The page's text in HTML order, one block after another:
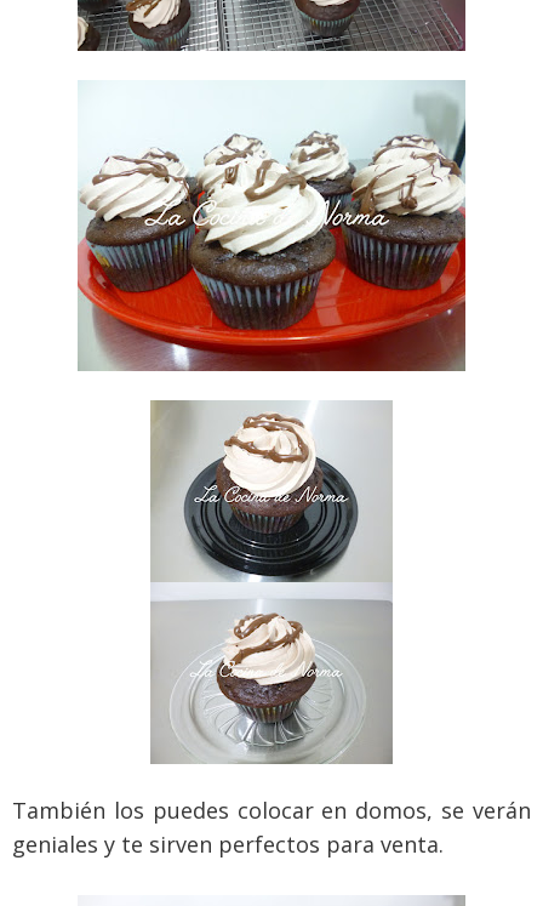
También los puedes colocar en domos, se verán
geniales y te sirven perfectos para venta.